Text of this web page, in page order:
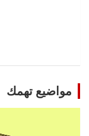
مواضيع تهمك